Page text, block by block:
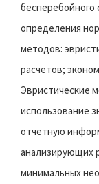
определения
методов:
расчетов;
Эвристические
использование
отчетную
анализирующих
минимальных